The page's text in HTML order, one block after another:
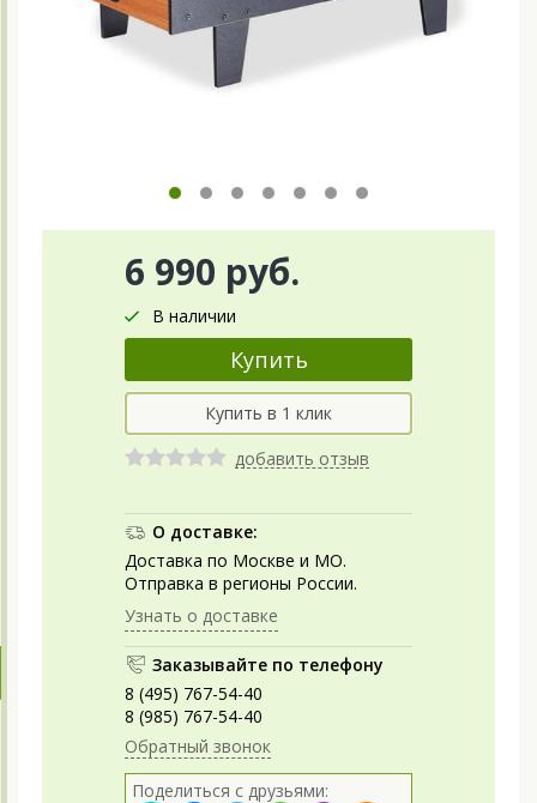
6 990 руб.
В наличии
добавить отзыв
О доставке:
Доставка по Москве и МО.
Отправка в регионы России.
Узнать о доставке
Заказывайте по телефону
8 (495) 767-54-40
8 (985) 767-54-40
Обратный звонок
Поделиться с друзьями: